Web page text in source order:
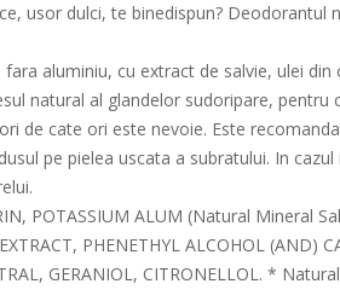
usor dulci, te binedispun?
aluminiu, cu extract de salvie, ulei
natural al glandelor sudoripare,
de cate ori este nevoie. Este
pe pielea uscata a subratului. In
POTASSIUM ALUM (Natural Mineral
PHENETHYL ALCOHOL (AND)
GERANIOL, CITRONELLOL. * Natural